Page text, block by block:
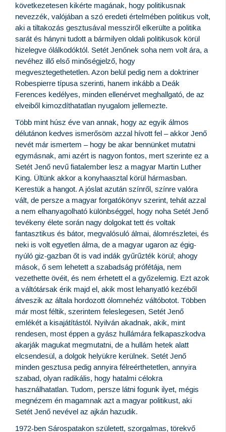
következetesen kikérte magának, hogy politikusnak
nevezzék, valójában a szó eredeti értelmében politikus volt,
aki a tiltakozás gesztusával messziről elkerülte a politika
sarát és hányni tudott a bármilyen oldali politikusok körül
hizelegve ólálkodóktól. Setét Jenőnek soha nem volt ára, a
nevéhez illő első minőségjelző, hogy
megvesztegethetetlen. Azon belül pedig nem a doktriner
Robespierre típusa szerinti, hanem inkább a Deák
Ferences kedélyes, minden ellenérvet meghallgató, de az
elveiből kimozdíthatatlan nyugalom jellemezte.
Több mint húsz éve van annak, hogy az egyik álmos
délutánon kedves ismerősöm azzal hívott fel – akkor Jenő
nevét már ismertem – hogy be akar bennünket mutatni
egymásnak, ami azért is nagyon fontos, mert szerinte ez a
Setét Jenő nevű fiatalember lesz a magyar Martin Luther
King. Ültünk akkor a konyhaasztal körül hármasban.
Kerestük a hangot. A jóslat azután színről, színre valóra
vált, de persze a magyar forgatókönyv szerint, tehát azzal
a nem elhanyagolható különbséggel, hogy noha Setét Jenő
tevékeny élete során nagy dolgokat tett és voltak
fantasztikus és bátor, megvalósuló álmai, álomrészletei, és
neki is volt egyetlen álma, de a magyar ugaron az égig-
nyúló giz-gazban őt is vad indák gyűrűzték körül; ahogy
mások, ő sem lehetett a szabadság prófétája, nem
vezethette övéit, és nem érhetett el a győzelemig. Ezt azok
a váltótársak érik majd el, akik most lehanyatló kezéből
átveszik az általa hordozott ólomnehéz váltóbotot. Többen
már most féltik, szerintem feleslegesen, Setét Jenő
emlékét a kisajátítástól. Nyilván akadnak, akik, mint
rendesen, most éppen a gyász hullámára felkapaszkodva
akarják magukat megmutatni, de a hullám hetek alatt
elcsendesül, a dolgok helyükre kerülnek. Setét Jenő
minden gesztusa pedig annyira félreérthetetlen, annyira
szabad, olyan radikális, hogy hatalmi célokra
használhatatlan. Tudom, persze látni fogunk ilyet, mégis
megnézem én magamnak azt a magyar politikust, aki
Setét Jenő nevével az ajkán hazudik.
1972-ben Sárospatakon született, szorgalmas, törekvő